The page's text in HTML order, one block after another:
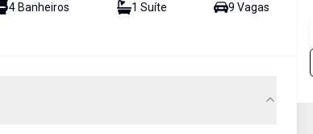
4Banheiros 1 Suíte 9 Vagas